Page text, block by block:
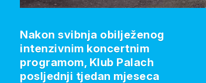
Nakon svibnja obilježenog
intenzivnim koncertnim
programom, Klub Palach
posljednji tjedan mjeseca